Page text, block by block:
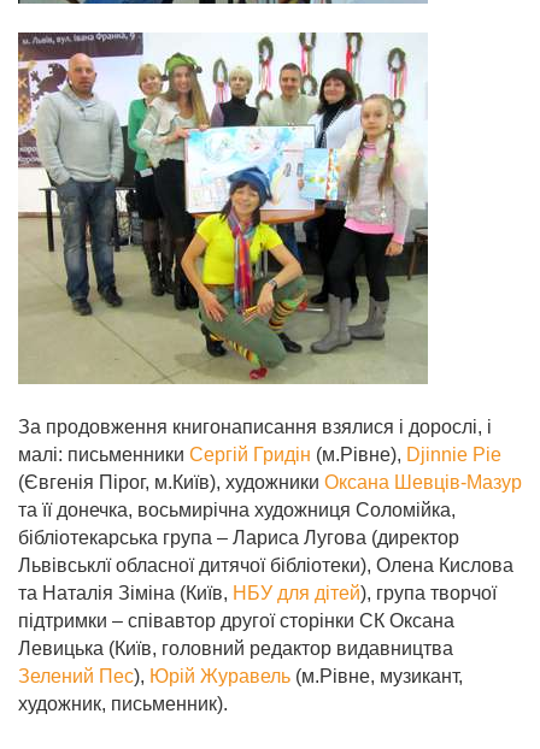
За продовження книгонаписання взялися і дорослі, і
малі: письменники Сергій Гридін (м.Рівне), Djinnie Pie
(Євгенія Пірог, м.Київ), художники Оксана Шевців-Мазур
та її донечка, восьмирічна художниця Соломійка,
бібліотекарська група – Лариса Лугова (директор
Львівськлї обласної дитячої бібліотеки), Олена Кислова
та Наталія Зіміна (Київ, НБУ для дітей), група творчої
підтримки – співавтор другої сторінки СК Оксана
Левицька (Київ, головний редактор видавництва
Зелений Пес), Юрій Журавель (м.Рівне, музикант,
художник, письменник).